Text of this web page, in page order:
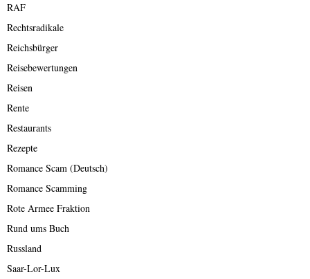
RAF
Rechtsradikale
Reichsbürger
Reisebewertungen
Reisen
Rente
Restaurants
Rezepte
Romance Scam (Deutsch)
Romance Scamming
Rote Armee Fraktion
Rund ums Buch
Russland
Saar-Lor-Lux